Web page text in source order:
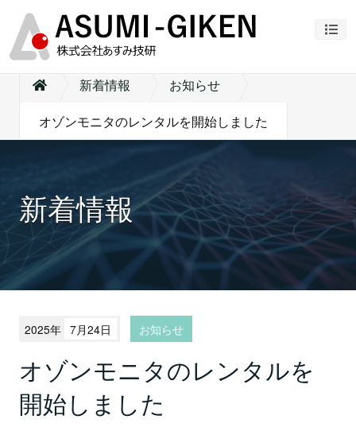
ナビ
新着情報
お知らせ
オゾンモニタのレンタルを開始しました
新着情報
2025年 7月24日 お知らせ
オゾンモニタのレンタルを
開始しました